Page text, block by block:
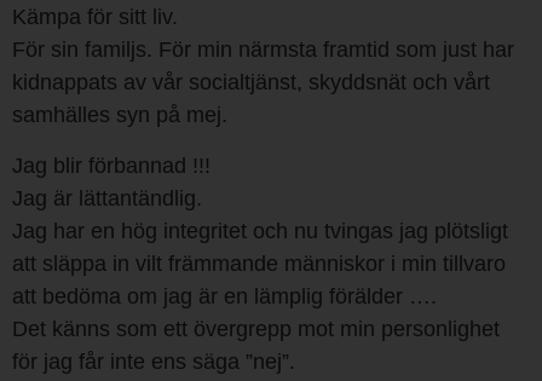
Kämpa för sitt liv.
För sin familjs. För min närmsta framtid som just har
kidnappats av vår socialtjänst, skyddsnät och vårt
samhälles syn på mej.
Jag blir förbannad !!!
Jag är lättantändlig.
Jag har en hög integritet och nu tvingas jag plötsligt
att släppa in vilt främmande människor i min tillvaro
att bedöma om jag är en lämplig förälder ….
Det känns som ett övergrepp mot min personlighet
för jag får inte ens säga ”nej”.